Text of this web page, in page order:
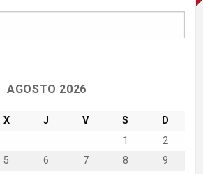
AGOSTO 2026
X J V S
D
1
2
5 6 7 8
9